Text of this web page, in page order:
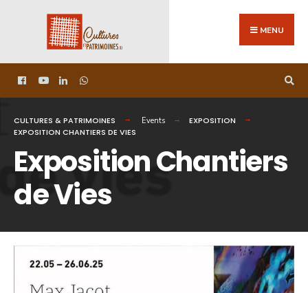
MENU
CULTURES & PATRIMOINES Events
EXPOSITION
EXPOSITION CHANTIERS DE VIES
Exposition Chantiers
de Vies